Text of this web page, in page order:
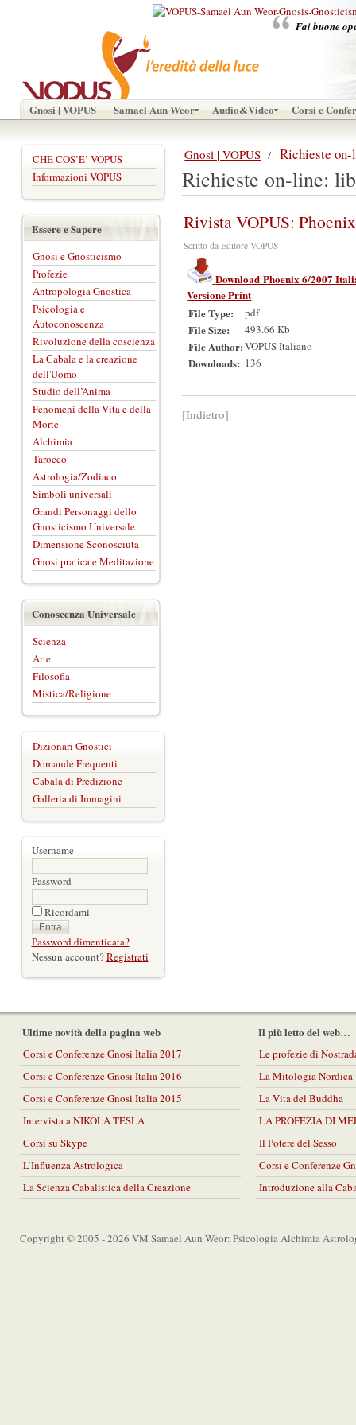
Fai buone
Gnosi | VOPUS Samael Aun Weor Audio&Video Corsi e
Gnosi | VOPUS Richieste
Richieste on-line:
Rivista VOPUS: Phoenix
Scritto da Editore VOPUS
Download Phoenix 6/2007
Versione Print
File Type:
pdf
File Size: 493.66 Kb
File Author:VOPUS Italiano
Downloads: 136
[Indietro]
CHE COS’E’ VOPUS
Informazioni VOPUS
Essere e Sapere
Gnosi e Gnosticismo
Profezie
Antropologia Gnostica
Psicologia e
Autoconoscenza
Rivoluzione della coscienza
La Cabala e la creazione
dell'Uomo
Studio dell’Anima
Fenomeni della Vita e della
Morte
Alchimia
Tarocco
Astrologia/Zodiaco
Simboli universali
Grandi Personaggi dello
Gnosticismo Universale
Dimensione Sconosciuta
Gnosi pratica e Meditazione
Conoscenza Universale
Scienza
Arte
Filosofia
Mistica/Religione
Dizionari Gnostici
Domande Frequenti
Cabala di Predizione
Galleria di Immagini
Username
Password
Ricordami
Password dimenticata?
Nessun account?Registrati
Ultime novità della pagina web
Corsi e Conferenze Gnosi Italia 2017
Corsi e Conferenze Gnosi Italia 2016
Corsi e Conferenze Gnosi Italia 2015
Intervista a NIKOLA TESLA
Corsi su Skype
L’Influenza Astrologica
La Scienza Cabalistica della Creazione
Il più letto del web…
Le profezie di
La Mitologia Nordica
La Vita del Buddha
LA PROFEZIA DI
Il Potere del Sesso
Corsi e Conferenze
Introduzione alla
Copyright © 2005 - 2026 VM Samael Aun Weor: Psicologia Alchimia